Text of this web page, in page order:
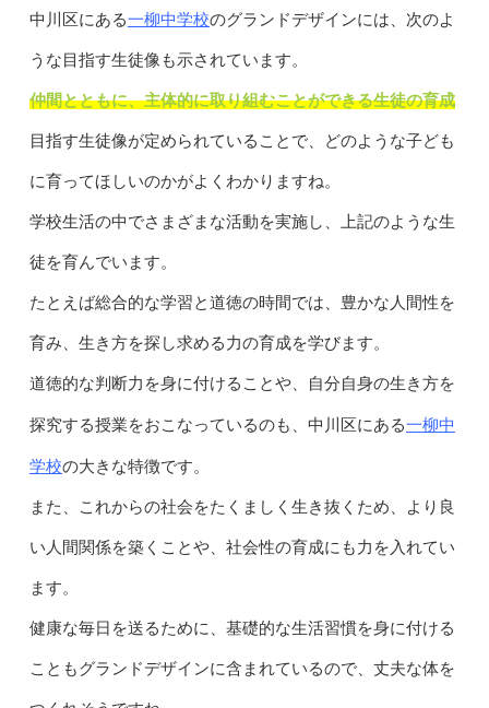
中川区にある一柳中学校のグランドデザインには、次のよ
うな目指す生徒像も示されています。
仲間とともに、主体的に取り組むことができる生徒の育成
目指す生徒像が定められていることで、どのような子ども
に育ってほしいのかがよくわかりますね。
学校生活の中でさまざまな活動を実施し、上記のような生
徒を育んでいます。
たとえば総合的な学習と道徳の時間では、豊かな人間性を
育み、生き方を探し求める力の育成を学びます。
道徳的な判断力を身に付けることや、自分自身の生き方を
探究する授業をおこなっているのも、中川区にある一柳中
学校の大きな特徴です。
また、これからの社会をたくましく生き抜くため、より良
い人間関係を築くことや、社会性の育成にも力を入れてい
ます。
健康な毎日を送るために、基礎的な生活習慣を身に付ける
こともグランドデザインに含まれているので、丈夫な体を